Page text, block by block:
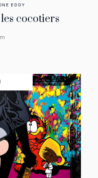
EDDY
cocotiers